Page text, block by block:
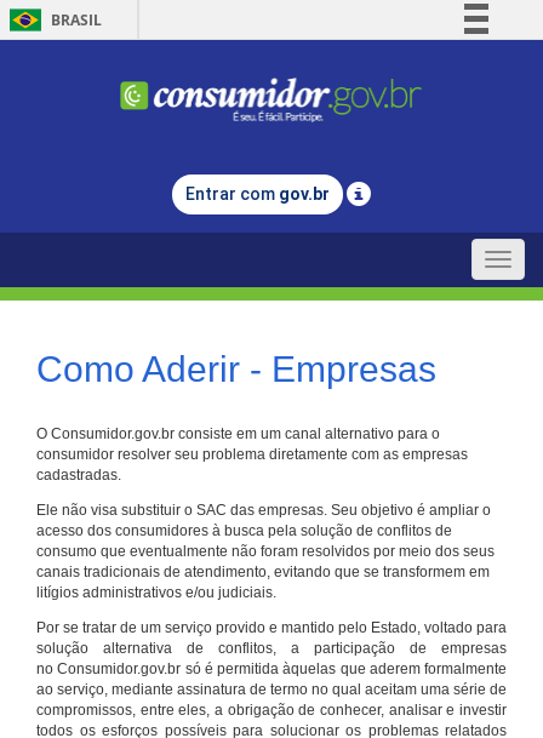
BRASIL
Comunica BR
Legislação
Entrar com gov.br
Toggle
Como Aderir - Empresas
O Consumidor.gov.br consiste em um canal alternativo para o
consumidor resolver seu problema diretamente com as empresas
cadastradas.
Ele não visa substituir o SAC das empresas. Seu objetivo é ampliar o
acesso dos consumidores à busca pela solução de conflitos de
consumo que eventualmente não foram resolvidos por meio dos seus
canais tradicionais de atendimento, evitando que se transformem em
litígios administrativos e/ou judiciais.
Por se tratar de um serviço provido e mantido pelo Estado, voltado para
solução alternativa de conflitos, a participação de empresas
no Consumidor.gov.br só é permitida àquelas que aderem formalmente
ao serviço, mediante assinatura de termo no qual aceitam uma série de
compromissos, entre eles, a obrigação de conhecer, analisar e investir
todos os esforços possíveis para solucionar os problemas relatados